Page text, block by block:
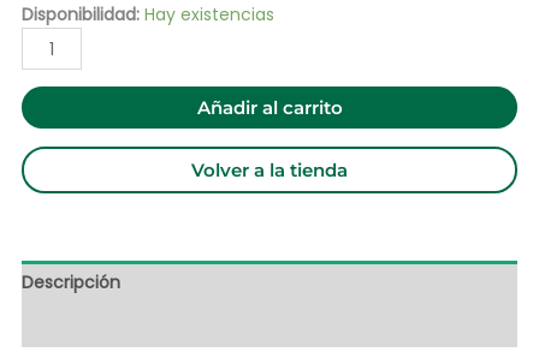
Disponibilidad: Hay existencias
Añadir al carrito
Volver a la tienda
Descripción